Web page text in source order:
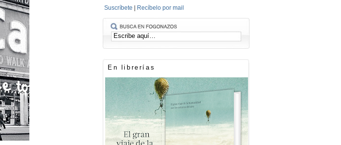
Suscríbete Recíbelo por mail
En librerías